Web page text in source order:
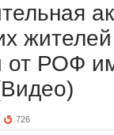
жителей
от РОФ
726